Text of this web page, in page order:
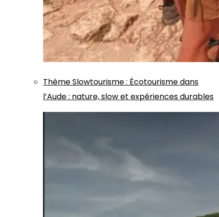
ThèmeSlowtourisme: Écotourisme dans
l’Aude : nature, slow et expériences durables